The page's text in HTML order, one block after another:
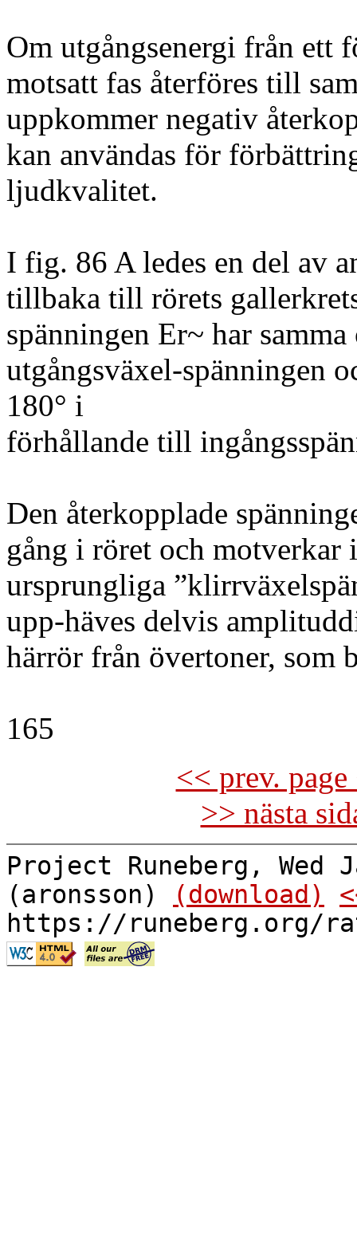
Om utgångsenergi från ett
motsatt fas återföres till
uppkommer negativ
kan användas för
ljudkvalitet.
I fig. 86 A ledes en del av
tillbaka till rörets
spänningen Er~ har
utgångsväxel-spänningen
180° i
förhållande till
Den återkopplade
gång i röret och motverkar
ursprungliga
upp-häves delvis
härrör från övertoner, som
165
<< prev.
>> nästa
Project Runeberg, Wed
(aronsson)
(download)
https://runeberg.org/